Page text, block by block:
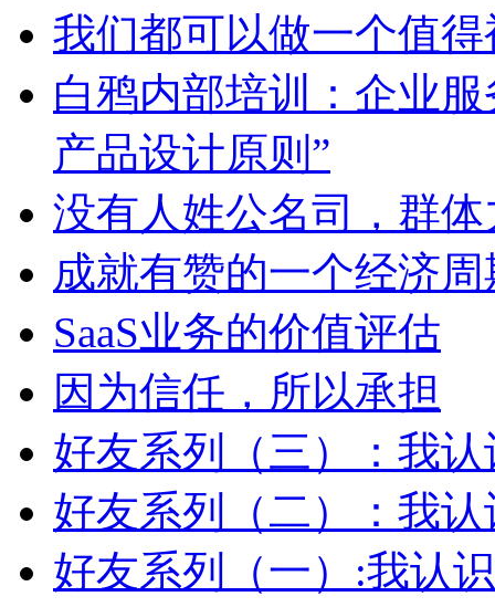
我们都可以做一个值
白鸦内部培训：企业
产品设计原则”
没有人姓公名司，群
成就有赞的一个经济
SaaS业务的价值评估
因为信任，所以承担
好友系列（三）：我
好友系列（二）：我认
好友系列（一）:我认